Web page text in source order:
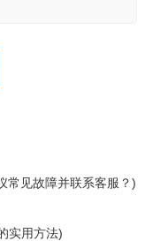
常见故障并联系客服？)
实用方法)